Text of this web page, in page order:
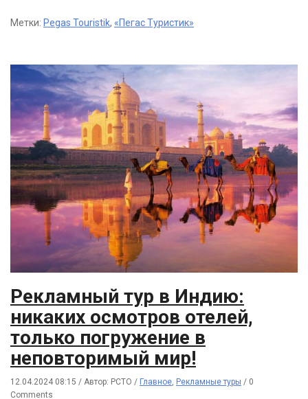
Метки: Pegas Touristik, «Пегас Туристик»
Рекламный тур в Индию:
никаких осмотров отелей,
только погружение в
неповторимый мир!
12.04.2024 08:15 / Автор: РСТО / Главное Рекламные туры / 0
Comments